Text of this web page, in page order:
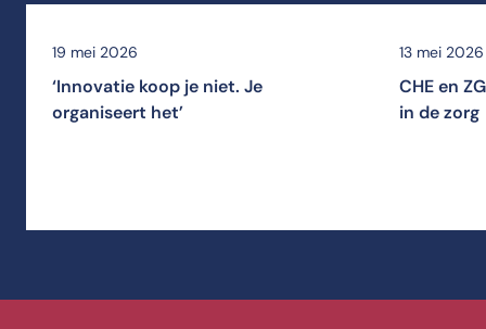
19 mei 2026
‘Innovatie koop je niet. Je
organiseert het’
13 mei 2026
CHE en
in de zorg